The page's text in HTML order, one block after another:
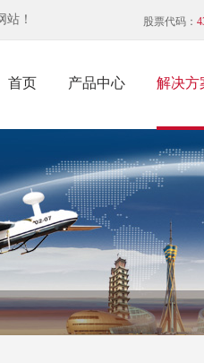
！ 股票代码：
首页 产品中心 解决方